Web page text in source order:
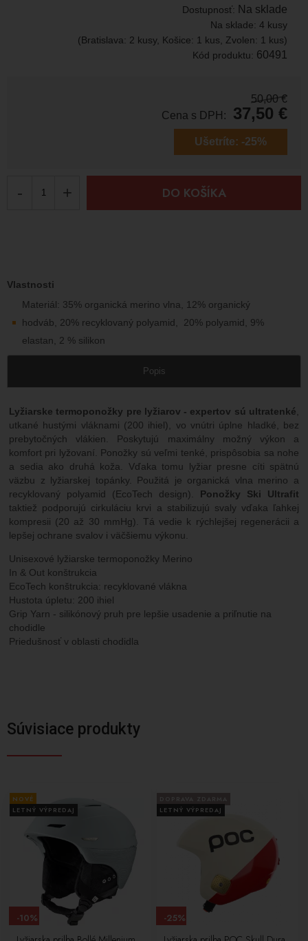
Dostupnosť: Na sklade
Na sklade: 4 kusy
(Bratislava: 2 kusy, Košice: 1 kus, Zvolen: 1 kus)
Kód produktu: 60491
50,00 €
Cena s DPH:
37,50 €
Ušetríte: -25%
- + DO KOŠÍKA
Vlastnosti
Materiál: 35% organická merino vlna, 12% organický
hodváb, 20% recyklovaný polyamid, 20% polyamid, 9%
elastan, 2 % silikon
Popis
Lyžiarske termoponožky pre lyžiarov - expertov sú ultratenké
utkané hustými vláknami (200 ihiel), vo vnútri úplne hladké, bez
prebytočných vlákien. Poskytujú maximálny možný výkon a
komfort pri lyžovaní. Ponožky sú veľmi tenké, prispôsobia sa nohe
a sedia ako druhá koža. Vďaka tomu lyžiar presne cíti spätnú
väzbu z lyžiarskej topánky. Použitá je organická vlna merino a
recyklovaný polyamid (EcoTech design). Ponožky Ski Ultrafit
taktiež podporujú cirkuláciu krvi a stabilizujú svaly vďaka ľahkej
kompresii (20 až 30 mmHg). Tá vedie k rýchlejšej regenerácii a
lepšej ochrane svalov i väčšiemu výkonu.
Unisexové lyžiarske termoponožky Merino
In & Out konštrukcia
EcoTech konštrukcia: recyklované vlákna
Hustota úpletu: 200 ihiel
Grip Yarn - silikónový pruh pre lepšie usadenie a priľnutie na
chodidle
Priedušnosť v oblasti chodidla
Súvisiace produkty
NOVÉ
LETNÝ VÝPREDAJ
-10%
LETNÝ VÝPREDAJ
-25%